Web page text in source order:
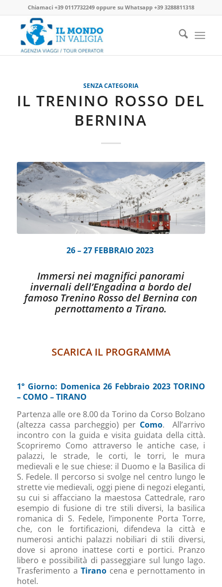
Chiamaci +39 0117732249oppure su Whatsapp +39 3288811318
SENZA CATEGORIA
IL TRENINO ROSSO DEL
BERNINA
26 – 27 FEBBRAIO 2023
Immersi nei magnifici panorami
invernali dell’Engadina a bordo del
famoso Trenino Rosso del Bernina con
pernottamento a Tirano.
SCARICA IL PROGRAMMA
1° Giorno: Domenica 26 Febbraio 2023 TORINO
– COMO – TIRANO
Partenza alle ore 8.00 da Torino da Corso Bolzano
(altezza cassa parcheggio) per Como. All’arrivo
incontro con la guida e visita guidata della città.
Scopriremo Como attraverso le antiche case, i
palazzi, le strade, le corti, le torri, le mura
medievali e le sue chiese: il Duomo e la Basilica di
S. Fedele. Il percorso si svolge nel centro lungo le
strette vie medievali, oggi piene di negozi eleganti,
su cui si affacciano la maestosa Cattedrale, raro
esempio di fusione di tre stili diversi, la basilica
romanica di S. Fedele, l’imponente Porta Torre,
che, con le fortificazioni, difendeva la città e
numerosi antichi palazzi nobiliari di stili diversi,
dove si aprono inattese corti e portici. Pranzo
libero e possibilità di passeggiare sul lungo lago.
Trasferimento a Tirano cena e pernottamento in
hotel.